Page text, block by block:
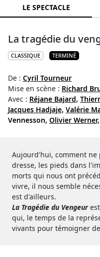
LE SPECTACLE
La tragédie du
CLASSIQUE TERMINÉ
De : Cyril Tourneur
Mise en scène : Richard
Avec : Réjane Bajard,
Jacques Hadjaje, Valérie
Vennesson, Olivier Werner,
Aujourd'hui, comment ne
dresse, les pieds dans
morts qui nous ont
vivre, il nous semble
est d'ailleurs.
La Tragédie du Vengeur
qui, le temps de la
vivants pour témoigner